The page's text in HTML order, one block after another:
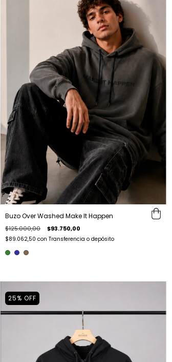
Buzo Over Washed Make It Happen
$125.000,00 $93.750,00
$89.062,50 con Transferencia o depósito
25% OFF